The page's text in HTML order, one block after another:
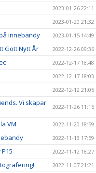
2023-01-26 22:11
2023-01-20 21:32
innebandy 2023-01-15 14:49
Gott Nytt År 2022-12-26 09:36
2022-12-17 18:48
2022-12-17 18:03
2022-12-12 21:05
Vi skapar
2022-11-26 11:15
VM 2022-11-20 18:59
2022-11-13 17:59
2022-11-12 18:27
2022-11-07 21:21